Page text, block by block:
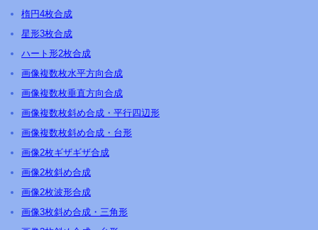
楕円4枚合成
星形3枚合成
ハート形2枚合成
画像複数枚水平方向合成
画像複数枚垂直方向合成
画像複数枚斜め合成・平行四辺形
画像複数枚斜め合成・台形
画像2枚ギザギザ合成
画像2枚斜め合成
画像2枚波形合成
画像3枚斜め合成・三角形